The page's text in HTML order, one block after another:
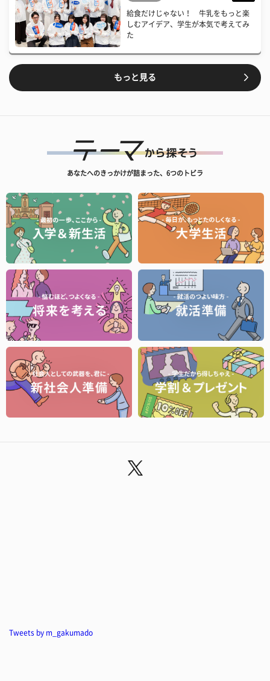
給食だけじゃない！ 牛乳をもっと楽
しむアイデア、学生が本気で考えてみ
た
もっと見る
あなたへのきっかけが詰まった、6つのトビラ
Tweets by m_gakumado